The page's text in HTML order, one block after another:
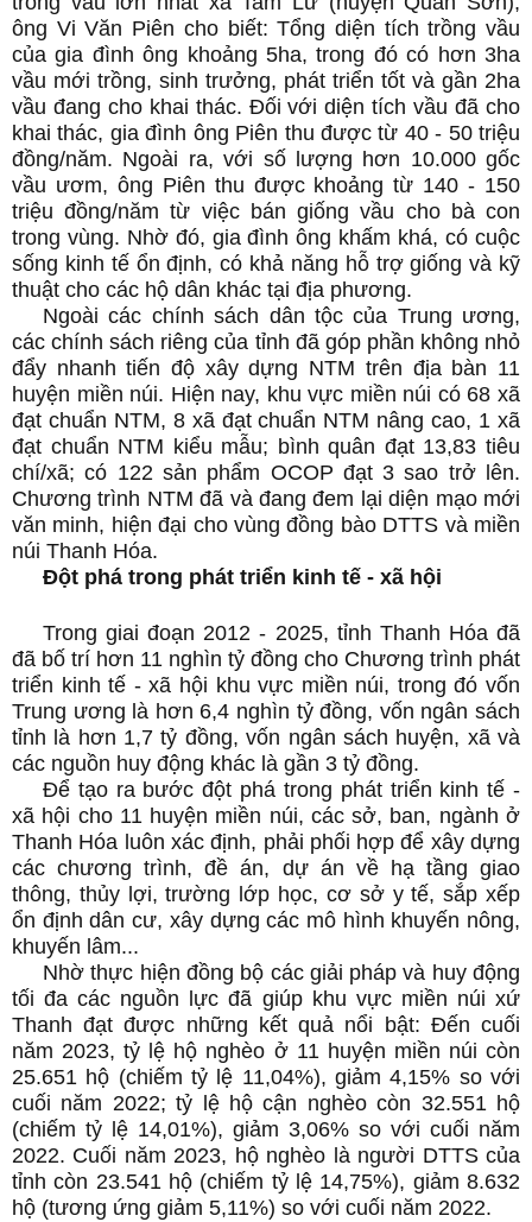
ông Vi Văn Piên cho biết: Tổng diện tích trồng vầu
của gia đình ông khoảng 5ha, trong đó có hơn 3ha
vầu mới trồng, sinh trưởng, phát triển tốt và gần 2ha
vầu đang cho khai thác. Đối với diện tích vầu đã cho
khai thác, gia đình ông Piên thu được từ 40 - 50 triệu
đồng/năm. Ngoài ra, với số lượng hơn 10.000 gốc
vầu ươm, ông Piên thu được khoảng từ 140 - 150
triệu đồng/năm từ việc bán giống vầu cho bà con
trong vùng. Nhờ đó, gia đình ông khấm khá, có cuộc
sống kinh tế ổn định, có khả năng hỗ trợ giống và kỹ
thuật cho các hộ dân khác tại địa phương.
Ngoài các chính sách dân tộc của Trung ương,
các chính sách riêng của tỉnh đã góp phần không nhỏ
đẩy nhanh tiến độ xây dựng NTM trên địa bàn 11
huyện miền núi. Hiện nay, khu vực miền núi có 68 xã
đạt chuẩn NTM, 8 xã đạt chuẩn NTM nâng cao, 1 xã
đạt chuẩn NTM kiểu mẫu; bình quân đạt 13,83 tiêu
chí/xã; có 122 sản phẩm OCOP đạt 3 sao trở lên.
Chương trình NTM đã và đang đem lại diện mạo mới
văn minh, hiện đại cho vùng đồng bào DTTS và miền
núi Thanh Hóa.
Đột phá trong phát triển kinh tế - xã hội
Trong giai đoạn 2012 - 2025, tỉnh Thanh Hóa đã
đã bố trí hơn 11 nghìn tỷ đồng cho Chương trình phát
triển kinh tế - xã hội khu vực miền núi, trong đó vốn
Trung ương là hơn 6,4 nghìn tỷ đồng, vốn ngân sách
tỉnh là hơn 1,7 tỷ đồng, vốn ngân sách huyện, xã và
các nguồn huy động khác là gần 3 tỷ đồng.
Để tạo ra bước đột phá trong phát triển kinh tế -
xã hội cho 11 huyện miền núi, các sở, ban, ngành ở
Thanh Hóa luôn xác định, phải phối hợp để xây dựng
các chương trình, đề án, dự án về hạ tầng giao
thông, thủy lợi, trường lớp học, cơ sở y tế, sắp xếp
ổn định dân cư, xây dựng các mô hình khuyến nông,
khuyến lâm...
Nhờ thực hiện đồng bộ các giải pháp và huy động
tối đa các nguồn lực đã giúp khu vực miền núi xứ
Thanh đạt được những kết quả nổi bật: Đến cuối
năm 2023, tỷ lệ hộ nghèo ở 11 huyện miền núi còn
25.651 hộ (chiếm tỷ lệ 11,04%), giảm 4,15% so với
cuối năm 2022; tỷ lệ hộ cận nghèo còn 32.551 hộ
(chiếm tỷ lệ 14,01%), giảm 3,06% so với cuối năm
2022. Cuối năm 2023, hộ nghèo là người DTTS của
tỉnh còn 23.541 hộ (chiếm tỷ lệ 14,75%), giảm 8.632
hộ (tương ứng giảm 5,11%) so với cuối năm 2022.